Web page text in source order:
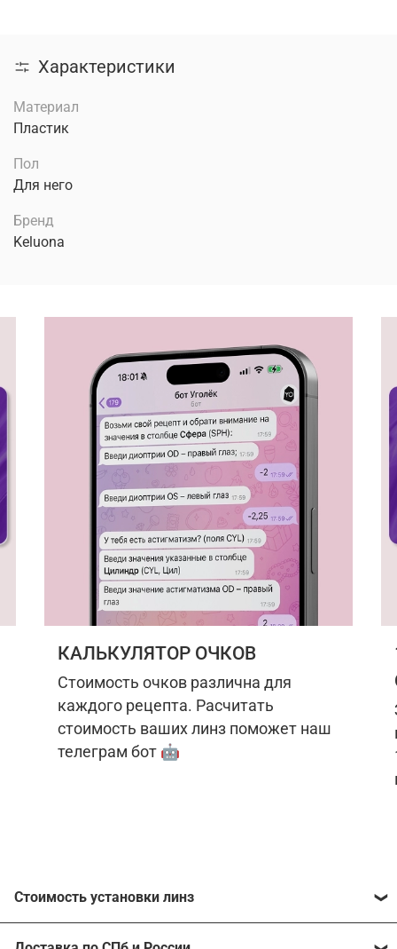
Характеристики
Материал
Пластик
Пол
Для него
Бренд
Keluona
КАЛЬКУЛЯТОР ОЧКОВ
Стоимость очков различна для
каждого рецепта. Расчитать
стоимость ваших линз поможет наш
телеграм бот 🤖
Стоимость установки линз